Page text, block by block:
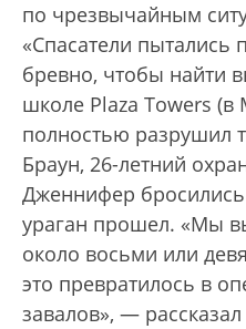
по чрезвычайным
«Спасатели пытались
бревно, чтобы найти
школе Plaza Towers (в
полностью разрушил
Браун, 26-летний
Дженнифер бросились
ураган прошел. «Мы
около восьми или
это превратилось в
завалов», —